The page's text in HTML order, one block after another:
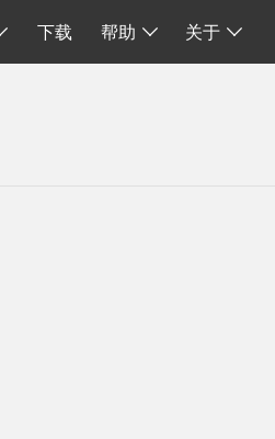
下载 帮助 关于
三维地球
三维离线地球 开